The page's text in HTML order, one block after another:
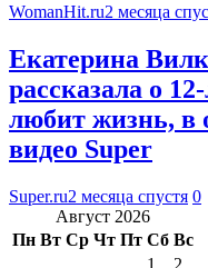
WomanHit.ru2 месяца
Екатерина
рассказала о
любит жизнь, в
видео Super
Super.ru2 месяца спустя 0
Август 2026
Пн Вт Ср Чт Пт Сб Вс
1
2